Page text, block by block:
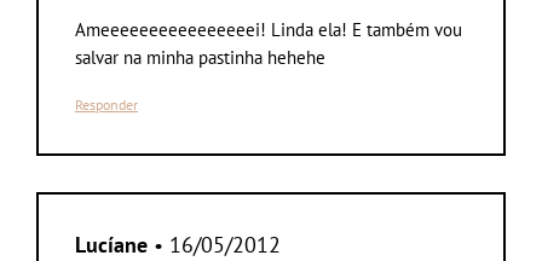
Ameeeeeeeeeeeeeeeei! Linda ela! E também vou
salvar na minha pastinha hehehe
Responder
Lucíane • 16/05/2012